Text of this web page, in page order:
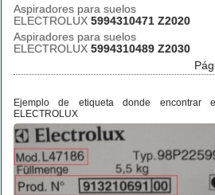
Aspiradores para suelos
ELECTROLUX 5994310471 Z2020
Aspiradores para suelos
ELECTROLUX 5994310489 Z2030
Ejemplo de etiqueta donde
ELECTROLUX